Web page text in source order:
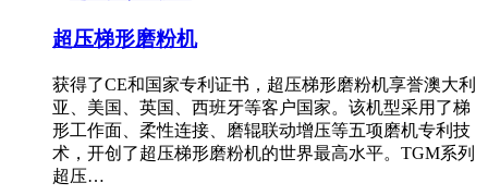
超压梯形磨粉机
获得了CE和国家专利证书，超压梯形磨粉机享誉澳大利
亚、美国、英国、西班牙等客户国家。该机型采用了梯
形工作面、柔性连接、磨辊联动增压等五项磨机专利技
术，开创了超压梯形磨粉机的世界最高水平。TGM系列
超压…